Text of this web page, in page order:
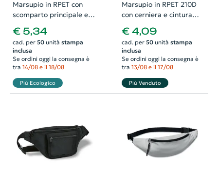
Marsupio in RPET con
scomparto principale e
380x76x150mm
€ 5,34
cad. per 50unità stampa
inclusa
Se ordini oggi la consegna è
tra 14/08 e il 18/08
Più Ecologico
Marsupio in RPET 210D
con cerniera e cintura
380x120x130mm
€ 4,09
cad. per 50unità stampa
inclusa
Se ordini oggi la consegna è
tra 13/08 e il 17/08
Più Venduto